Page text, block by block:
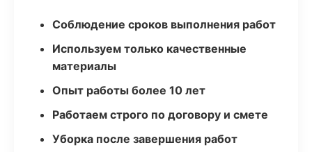
Соблюдение сроков выполнения работ
Используем только качественные
материалы
Опыт работы более 10 лет
Работаем строго по договору и смете
Уборка после завершения работ